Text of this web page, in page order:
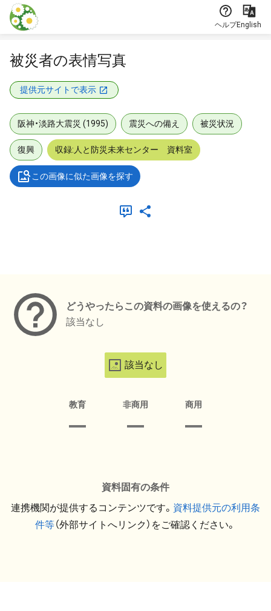
本文に飛ぶ
ヘルプEnglish
被災者の表情写真
提供元サイトで表示
阪神・淡路大震災 (1995) 震災への備え 被災状況
復興 収録:人と防災未来センター 資料室
この画像に似た画像を探す
どうやったらこの資料の画像を使えるの？
該当なし
該当なし
教育 非商用 商用
資料固有の条件
連携機関が提供するコンテンツです。 資料提供元の利用条
件等（外部サイトへリンク）をご確認ください。